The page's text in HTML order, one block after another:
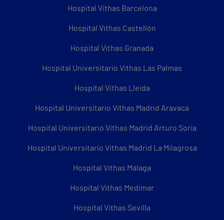
Hospital Vithas Barcelona
Hospital Vithas Castellón
Hospital Vithas Granada
Hospital Universitario Vithas Las Palmas
Hospital Vithas Lleida
Hospital Universitario Vithas Madrid Aravaca
Hospital Universitario Vithas Madrid Arturo Soria
Hospital Universitario Vithas Madrid La Milagrosa
Hospital Vithas Málaga
Hospital Vithas Medimar
Hospital Vithas Sevilla